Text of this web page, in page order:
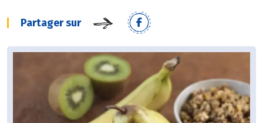
Partager sur